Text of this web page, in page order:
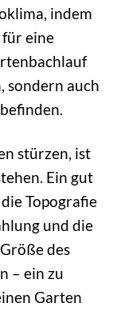
indem
eine
sondern auch
stürzen, ist
Ein gut
Topografie
und die
des
– ein zu
Garten